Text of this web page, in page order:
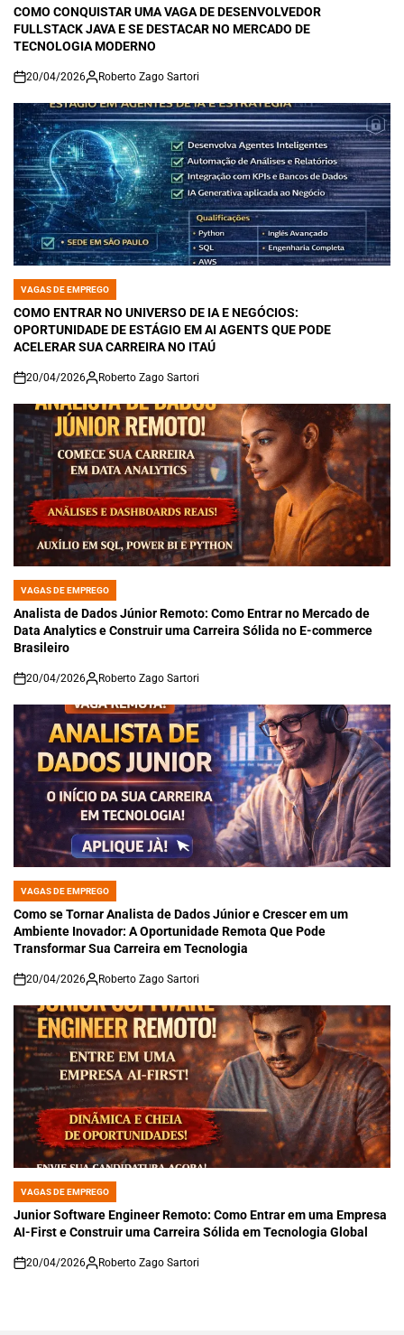
IN
COMO CONQUISTAR UMA VAGA DE DESENVOLVEDOR
FULLSTACK JAVA E SE DESTACAR NO MERCADO DE
TECNOLOGIA MODERNO
on
20/04/2026 Roberto Zago Sartori
POSTED
IN
VAGAS DE EMPREGO
COMO ENTRAR NO UNIVERSO DE IA E NEGÓCIOS:
OPORTUNIDADE DE ESTÁGIO EM AI AGENTS QUE PODE
ACELERAR SUA CARREIRA NO ITAÚ
on
20/04/2026 Roberto Zago Sartori
POSTED
IN
VAGAS DE EMPREGO
Analista de Dados Júnior Remoto: Como Entrar no Mercado de
Data Analytics e Construir uma Carreira Sólida no E-commerce
Brasileiro
on
20/04/2026 Roberto Zago Sartori
POSTED
IN
VAGAS DE EMPREGO
Como se Tornar Analista de Dados Júnior e Crescer em um
Ambiente Inovador: A Oportunidade Remota Que Pode
Transformar Sua Carreira em Tecnologia
on
20/04/2026 Roberto Zago Sartori
POSTED
IN
VAGAS DE EMPREGO
Junior Software Engineer Remoto: Como Entrar em uma Empresa
AI-First e Construir uma Carreira Sólida em Tecnologia Global
on
20/04/2026 Roberto Zago Sartori